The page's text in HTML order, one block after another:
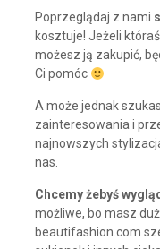
Poprzeglądaj z nami
kosztuje! Jeżeli
możesz ją zakupić,
Ci pomóc
A może jednak
zainteresowania i
najnowszych
nas.
Chcemy żebyś
możliwe, bo masz
beautifashion.com